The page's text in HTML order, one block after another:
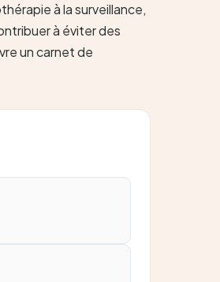
à la surveillance,
à éviter des
un carnet de